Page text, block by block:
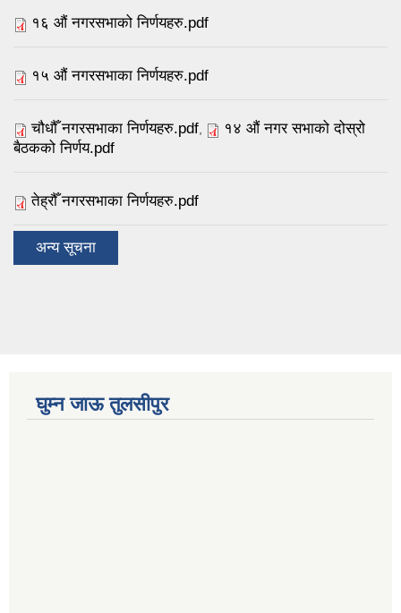
१६ औं नगरसभाको निर्णयहरु.pdf
१५ औं नगरसभाका निर्णयहरु.pdf
चौधौँ नगरसभाका निर्णयहरु.pdf,
१४ औं नगर सभाको दोस्रो
बैठकको निर्णय.pdf
तेह्रौँ नगरसभाका निर्णयहरु.pdf
अन्य सूचना
घुम्न जाऊ तुलसीपुर